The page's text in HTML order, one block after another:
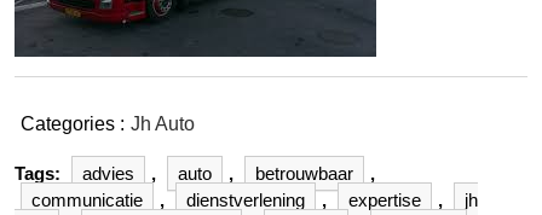
Categories : Jh Auto
Tags: advies , auto , betrouwbaar
,
communicatie
, dienstverlening , expertise ,
jh